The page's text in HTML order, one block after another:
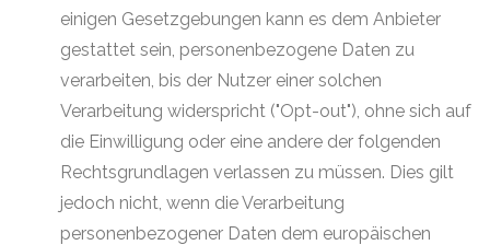
einigen Gesetzgebungen kann es dem Anbieter
gestattet sein, personenbezogene Daten zu
verarbeiten, bis der Nutzer einer solchen
Verarbeitung widerspricht ("Opt-out"), ohne sich auf
die Einwilligung oder eine andere der folgenden
Rechtsgrundlagen verlassen zu müssen. Dies gilt
jedoch nicht, wenn die Verarbeitung
personenbezogener Daten dem europäischen